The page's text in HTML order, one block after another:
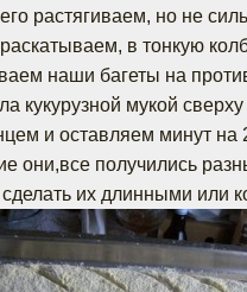
растягиваем, но не
в тонкую
наши багеты на
кукурузной мукой
и оставляем минут на
они,все получились
их длинными или